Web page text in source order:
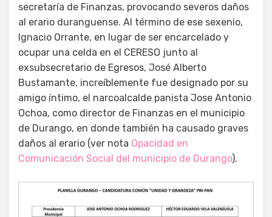
secretaría de Finanzas, provocando severos daños
al erario duranguense. Al término de ese sexenio,
Ignacio Orrante, en lugar de ser encarcelado y
ocupar una celda en el CERESO junto al
exsubsecretario de Egresos, José Alberto
Bustamante, increíblemente fue designado por su
amigo íntimo, el narcoalcalde panista Jose Antonio
Ochoa, como director de Finanzas en el municipio
de Durango, en donde también ha causado graves
daños al erario (ver nota Opacidad en
Comunicación Social del municipio de Durango).